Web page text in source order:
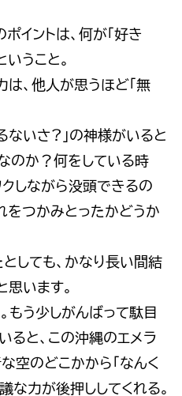
ポイントは、何が「好き
いうこと。
、他人が思うほど「無
ないさ?」の神様がいると
なのか？何をしている時
しながら没頭できるの
をつかみとったかどうか
しても、かなり長い間結
います。
もう少しがんばって駄目
ると、この沖縄のエメラ
空のどこかから「なんく
力が後押ししてくれる。